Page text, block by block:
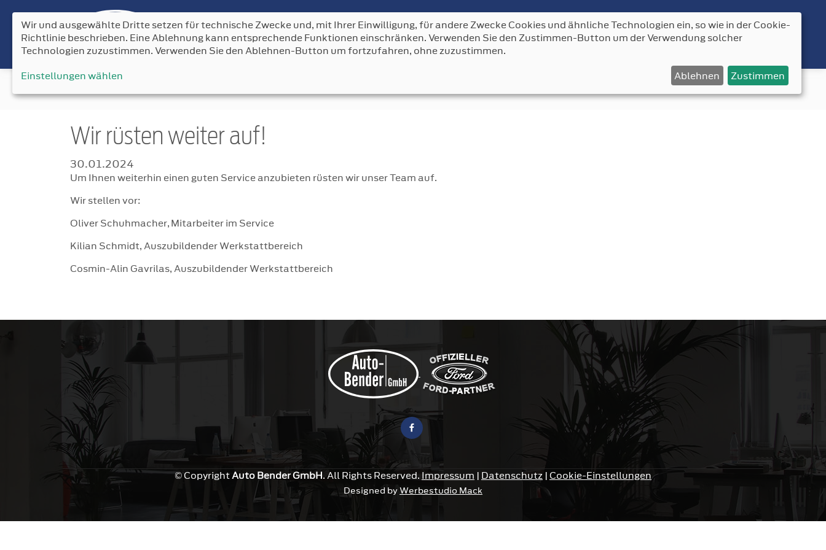
AUTO BENDER FAHRZEUGE LEISTUNGEN KONTAKT
News fordbender.de News
Wir rüsten weiter auf!
30.01.2024
Um Ihnen weiterhin einen guten Service anzubieten rüsten wir unser Team auf.
Wir stellen vor:
Oliver Schuhmacher, Mitarbeiter im Service
Kilian Schmidt, Auszubildender Werkstattbereich
Cosmin-Alin Gavrilas, Auszubildender Werkstattbereich
© CopyrightAuto BenderGmbH. All Rights Reserved. Impressum | Datenschutz |Cookie-Einstellungen
Designed byWerbestudio Mack
Wir und ausgewählte Dritte setzen für technische Zwecke und, mit Ihrer Einwilligung, für andere Zwecke Cookies und ähnliche Technologien ein, so wie in der Cookie-
Richtlinie beschrieben. Eine Ablehnung kann entsprechende Funktionen einschränken. Verwenden Sie den Zustimmen-Button um der Verwendung solcher
Technologien zuzustimmen. Verwenden Sie den Ablehnen-Button um fortzufahren, ohne zuzustimmen.
Einstellungen wählen
Ablehnen Zustimmen